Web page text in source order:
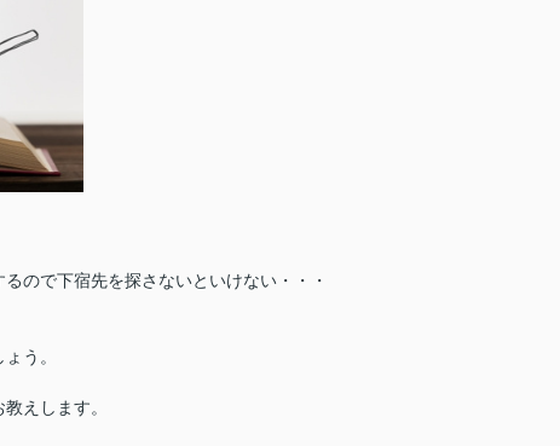
ので下宿先を探さないといけない・・・
う。
えします。